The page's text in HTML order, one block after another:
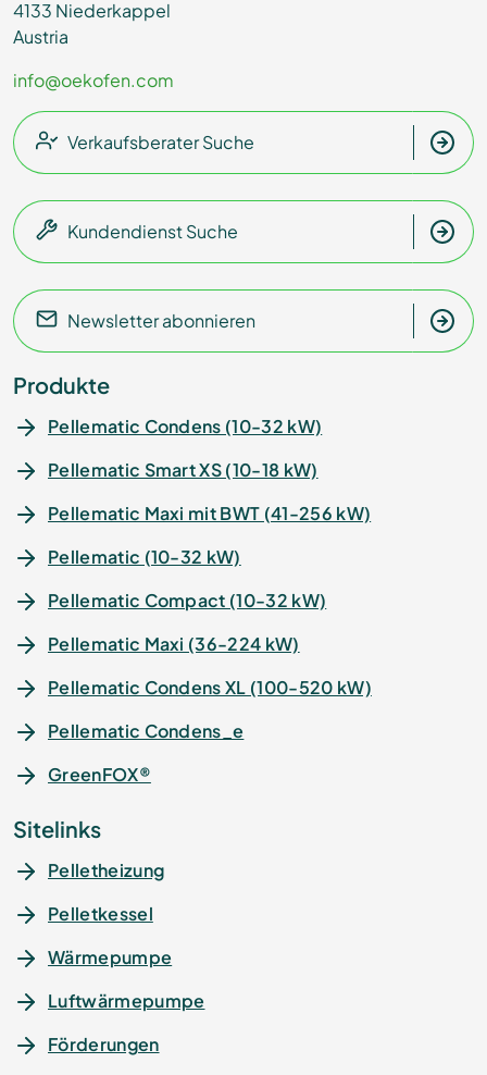
4133 Niederkappel
Austria
info@oekofen.com
Verkaufsberater Suche
Kundendienst Suche
Newsletter abonnieren
Produkte
Pellematic Condens (10-32 kW)
Pellematic Smart XS (10-18 kW)
Pellematic Maxi mit BWT (41-256 kW)
Pellematic (10-32 kW)
Pellematic Compact (10-32 kW)
Pellematic Maxi (36-224 kW)
Pellematic Condens XL (100-520 kW)
Pellematic Condens_e
GreenFOX®
Sitelinks
Pelletheizung
Pelletkessel
Wärmepumpe
Luftwärmepumpe
Förderungen